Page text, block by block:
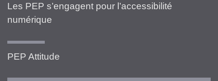
Les PEP s’engagent pour l’accessibilité
numérique
PEP Attitude